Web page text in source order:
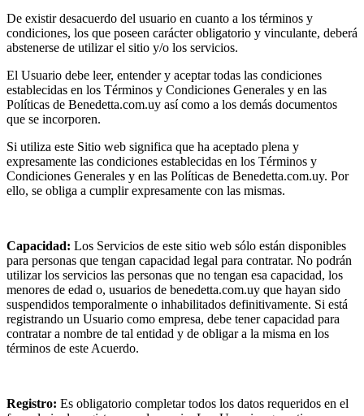
De existir desacuerdo del usuario en cuanto a los términos y
condiciones, los que poseen carácter obligatorio y vinculante, deberá
abstenerse de utilizar el sitio y/o los servicios.
El Usuario debe leer, entender y aceptar todas las condiciones
establecidas en los Términos y Condiciones Generales y en las
Políticas de Benedetta.com.uy así como a los demás documentos
que se incorporen.
Si utiliza este Sitio web significa que ha aceptado plena y
expresamente las condiciones establecidas en los Términos y
Condiciones Generales y en las Políticas de Benedetta.com.uy. Por
ello, se obliga a cumplir expresamente con las mismas.
Capacidad: Los Servicios de este sitio web sólo están disponibles
para personas que tengan capacidad legal para contratar. No podrán
utilizar los servicios las personas que no tengan esa capacidad, los
menores de edad o, usuarios de benedetta.com.uy que hayan sido
suspendidos temporalmente o inhabilitados definitivamente. Si está
registrando un Usuario como empresa, debe tener capacidad para
contratar a nombre de tal entidad y de obligar a la misma en los
términos de este Acuerdo.
Registro: Es obligatorio completar todos los datos requeridos en el